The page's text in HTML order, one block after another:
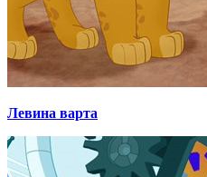
Левина варта